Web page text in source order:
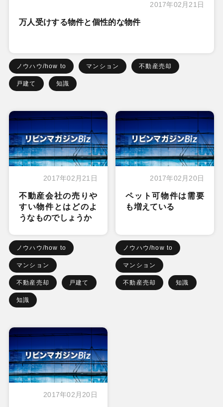
2017年02月21日
万人受けする物件と個性的な物件
ノウハウ/how to マンション 不動産売却
戸建て 知識
2017年02月21日
不動産会社の売りや
すい物件とはどのよ
うなものでしょうか
ノウハウ/how to
マンション
不動産売却 戸建て
知識
2017年02月20日
ペット可物件は需要
も増えている
ノウハウ/how to
マンション
不動産売却 知識
2017年02月20日